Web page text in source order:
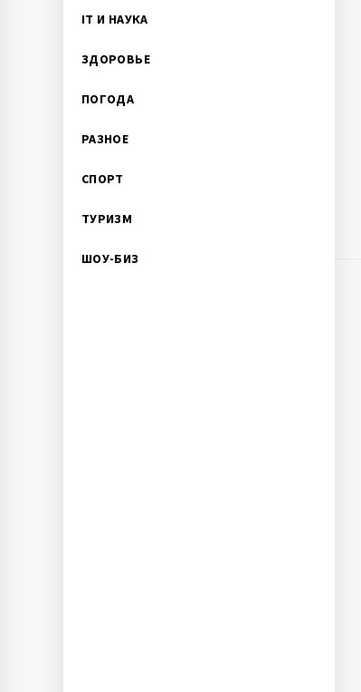
IT И НАУКА
ЗДОРОВЬЕ
ПОГОДА
РАЗНОЕ
СПОРТ
ТУРИЗМ
ШОУ-БИЗ